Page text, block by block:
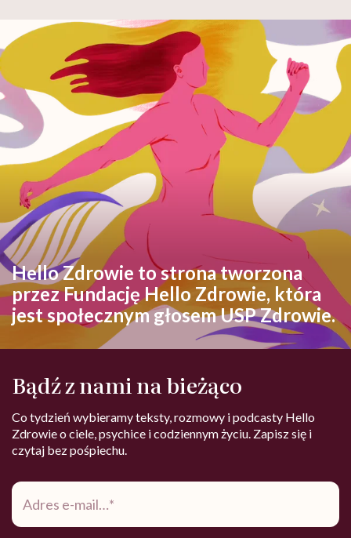
Hello Zdrowie to strona tworzona
przez Fundację Hello Zdrowie, która
jest społecznym głosem USP Zdrowie.
Bądź z nami na bieżąco
Co tydzień wybieramy teksty, rozmowy i podcasty Hello
Zdrowie o ciele, psychice i codziennym życiu. Zapisz się i
czytaj bez pośpiechu.
Adres
mail*